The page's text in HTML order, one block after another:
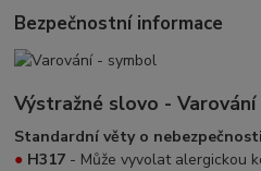
Bezpečnostní informace
Výstražné slovo - Varování
Standardní věty o
● H317 - Může vyvolat alergickou